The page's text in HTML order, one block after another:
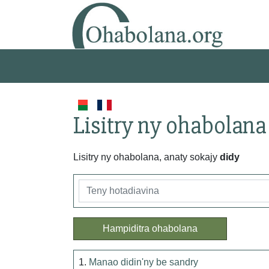
Lisitry ny ohabolana
Lisitry ny ohabolana, anaty sokajy didy
Hampiditra ohabolana
1. Manao didin'ny be sandry